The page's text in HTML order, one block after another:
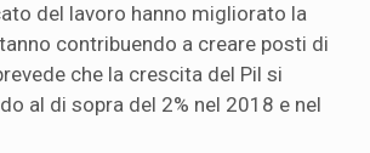
del lavoro hanno migliorato la
contribuendo a creare posti di
che la crescita del Pil si
al di sopra del 2% nel 2018 e nel